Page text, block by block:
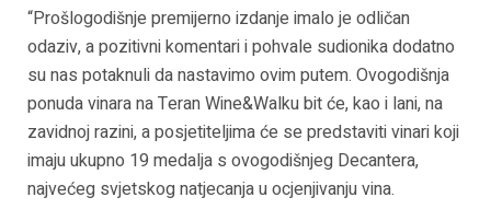
“Prošlogodišnje premijerno izdanje imalo je odličan
odaziv, a pozitivni komentari i pohvale sudionika dodatno
su nas potaknuli da nastavimo ovim putem. Ovogodišnja
ponuda vinara na Teran Wine&Walku bit će, kao i lani, na
zavidnoj razini, a posjetiteljima će se predstaviti vinari koji
imaju ukupno 19 medalja s ovogodišnjeg Decantera,
najvećeg svjetskog natjecanja u ocjenjivanju vina.